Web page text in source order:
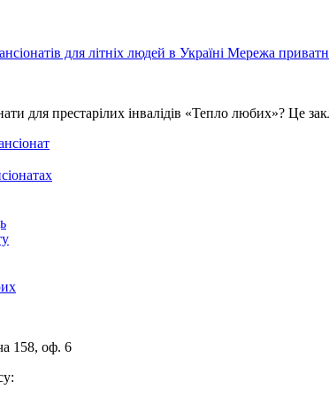
Мережа
для престарiлих iнвалiдiв «Тепло любих»? Це
158, оф. 6